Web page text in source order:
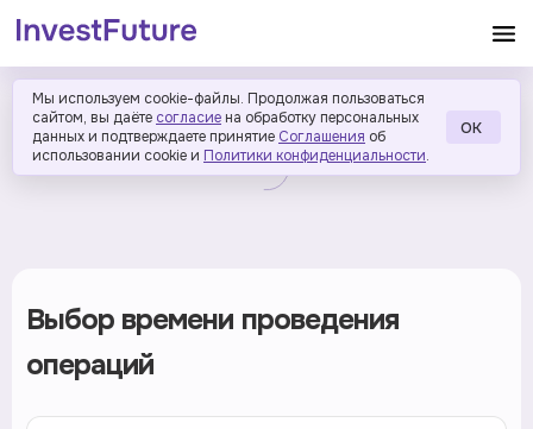
Мы используем cookie-файлы. Продолжая пользоваться
сайтом, вы даёте согласие на обработку персональных
данных и подтверждаете принятие Соглашения об
использовании cookie и Политики конфиденциальности.
ОК
Выбор времени проведения
операций